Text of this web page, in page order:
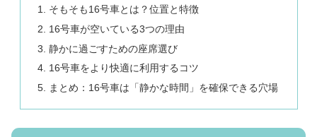
そもそも16号車とは？位置と特徴
16号車が空いている3つの理由
静かに過ごすための座席選び
16号車をより快適に利用するコツ
まとめ：16号車は「静かな時間」を確保できる穴場